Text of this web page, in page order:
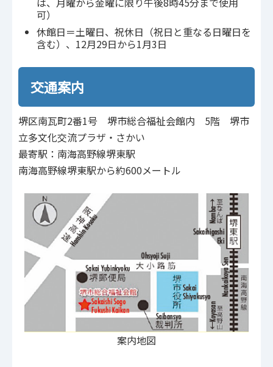
可）
休館日＝土曜日、祝休日（祝日と重なる日曜日を
含む）、12月29日から1月3日
交通案内
堺区南瓦町2番1号 堺市総合福祉会館内 5階 堺市
立多文化交流プラザ・さかい
最寄駅：南海高野線堺東駅
南海高野線堺東駅から約600メートル
案内地図